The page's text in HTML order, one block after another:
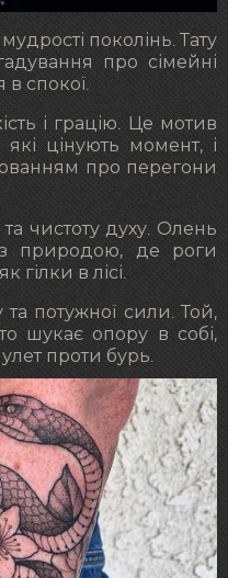
поколінь. Тату
про сімейні
в спокої.
і грацію. Це мотив
цінують момент, і
про перегони
чистоту духу. Олень
природою, де роги
гілки в лісі.
потужної сили. Той,
шукає опору в собі,
проти бурь.